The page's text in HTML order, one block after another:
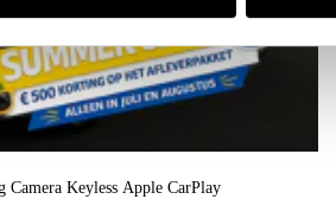
Keyless Apple CarPlay